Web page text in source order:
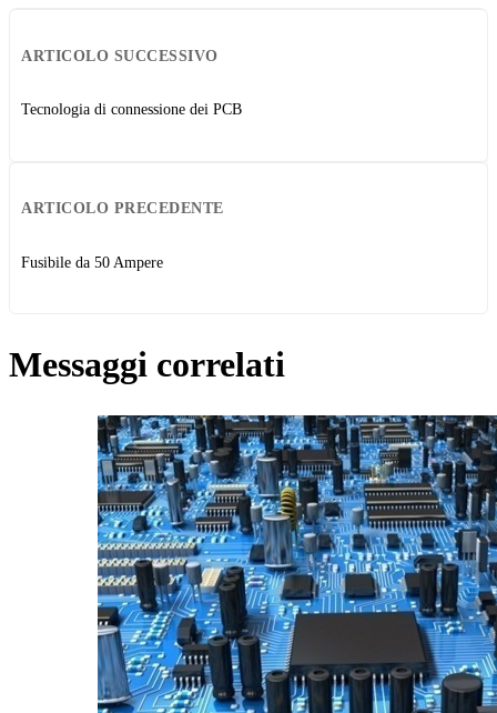
ARTICOLO PRECEDENTE
Fusibile da 50 Ampere
ARTICOLO SUCCESSIVO
Tecnologia di connessione dei PCB
Messaggi correlati